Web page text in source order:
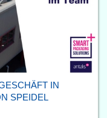
IN
SPEIDEL